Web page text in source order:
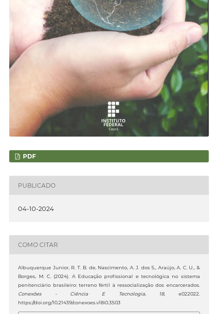
PDF
PUBLICADO
04-10-2024
COMO CITAR
Albuquerque Junior, R. T. B. de, Nascimento, A. J. dos S., Araújo, A. C. U., &
Borges, M. C. (2024). A Educação profissional e tecnológica no sistema
penitenciário brasileiro: terreno fértil à ressocialização dos encarcerados.
Conexões - Ciência E Tecnologia, 18, e022022.
https://doi.org/10.21439/conexoes.v18i0.3503